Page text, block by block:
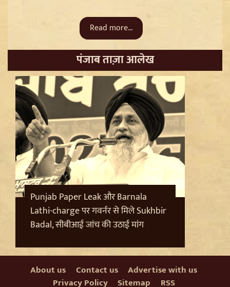
Pappu Yadav और Rahul Gandhi की बढ़ी मुश्किलें,
Parliament में संतों का वेश धरने पर Varanasi में FIR की मांग
Badrinath Temple Theft Case: मुख्य आरोपी प्रमोद
होगी जांच
Read more...
पंजाब ताज़ा आलेख
Punjab Paper Leak और Barnala
Lathi-charge पर गवर्नर से मिले Sukhbir
Badal, सीबीआई जांच की उठाई मांग
About us Contact us
Advertise with us
Privacy Policy
Sitemap RSS